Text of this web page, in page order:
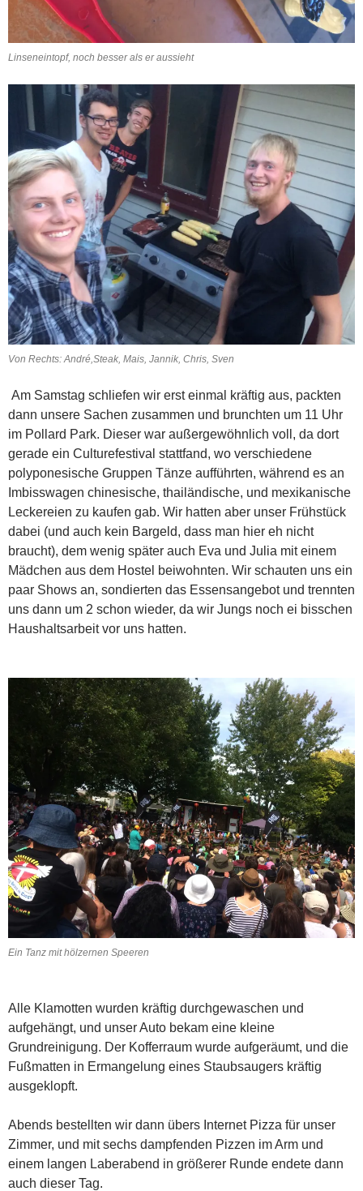
Linseneintopf, noch besser als er aussieht
Von Rechts: André,Steak, Mais, Jannik, Chris, Sven
Am Samstag schliefen wir erst einmal kräftig aus, packten
dann unsere Sachen zusammen und brunchten um 11 Uhr
im Pollard Park. Dieser war außergewöhnlich voll, da dort
gerade ein Culturefestival stattfand, wo verschiedene
polyponesische Gruppen Tänze aufführten, während es an
Imbisswagen chinesische, thailändische, und mexikanische
Leckereien zu kaufen gab. Wir hatten aber unser Frühstück
dabei (und auch kein Bargeld, dass man hier eh nicht
braucht), dem wenig später auch Eva und Julia mit einem
Mädchen aus dem Hostel beiwohnten. Wir schauten uns ein
paar Shows an, sondierten das Essensangebot und trennten
uns dann um 2 schon wieder, da wir Jungs noch ei bisschen
Haushaltsarbeit vor uns hatten. ​
Ein Tanz mit hölzernen Speeren
Alle Klamotten wurden kräftig durchgewaschen und
aufgehängt, und unser Auto bekam eine kleine
Grundreinigung. Der Kofferraum wurde aufgeräumt, und die
Fußmatten in Ermangelung eines Staubsaugers kräftig
ausgeklopft.
Abends bestellten wir dann übers Internet Pizza für unser
Zimmer, und mit sechs dampfenden Pizzen im Arm und
einem langen Laberabend in größerer Runde endete dann
auch dieser Tag.